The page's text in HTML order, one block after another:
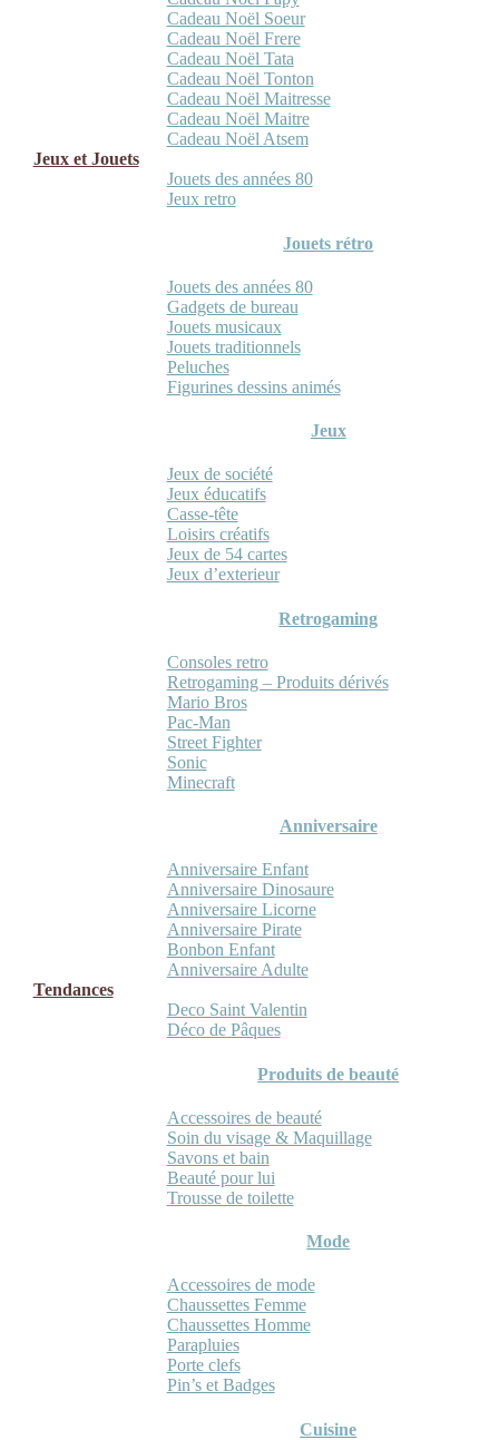
Cadeau Noël Soeur
Cadeau Noël Frere
Cadeau Noël Tata
Cadeau Noël Tonton
Cadeau Noël Maitresse
Cadeau Noël Maitre
Cadeau Noël Atsem
Jeux et Jouets
Jouets des années 80
Jeux retro
Jouets rétro
Jouets des années 80
Gadgets de bureau
Jouets musicaux
Jouets traditionnels
Peluches
Figurines dessins animés
Jeux
Jeux de société
Jeux éducatifs
Casse-tête
Loisirs créatifs
Jeux de 54 cartes
Jeux d’exterieur
Retrogaming
Consoles retro
Retrogaming – Produits dérivés
Mario Bros
Pac-Man
Street Fighter
Sonic
Minecraft
Anniversaire
Anniversaire Enfant
Anniversaire Dinosaure
Anniversaire Licorne
Anniversaire Pirate
Bonbon Enfant
Anniversaire Adulte
Tendances
Deco Saint Valentin
Déco de Pâques
Produits de beauté
Accessoires de beauté
Soin du visage & Maquillage
Savons et bain
Beauté pour lui
Trousse de toilette
Mode
Accessoires de mode
Chaussettes Femme
Chaussettes Homme
Parapluies
Porte clefs
Pin’s et Badges
Cuisine